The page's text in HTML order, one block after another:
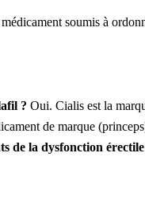
soumis à
? Oui. Cialis est la
de marque
de la dysfonction